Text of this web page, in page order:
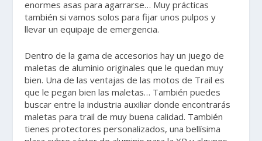
enormes asas para agarrarse… Muy prácticas
también si vamos solos para fijar unos pulpos y
llevar un equipaje de emergencia.
Dentro de la gama de accesorios hay un juego de
maletas de aluminio originales que le quedan muy
bien. Una de las ventajas de las motos de Trail es
que le pegan bien las maletas… También puedes
buscar entre la industria auxiliar donde encontrarás
maletas para trail de muy buena calidad. También
tienes protectores personalizados, una bellísima